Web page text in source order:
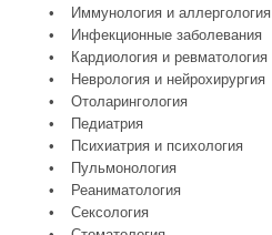
•
Иммунология и аллергология
•
Инфекционные заболевания
•
Кардиология и ревматология
•
Неврология и нейрохирургия
•
Отоларингология
•
Педиатрия
•
Психиатрия и психология
•
Пульмонология
•
Реаниматология
•
Сексология